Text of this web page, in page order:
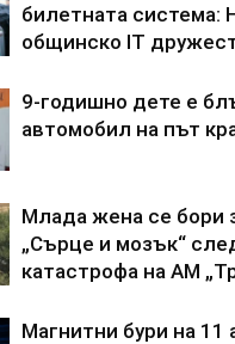
билетната система:
общинско IT
9-годишно дете е
автомобил на път
Млада жена се бори
„Сърце и мозък“
катастрофа на АМ
Магнитни бури на 11